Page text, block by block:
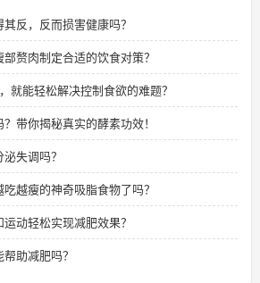
反，反而损害健康吗？
赘肉制定合适的饮食对策？
就能轻松解决控制食欲的难题？
带你揭秘真实的酵素功效！
失调吗？
越瘦的神奇吸脂食物了吗？
动轻松实现减肥效果？
助减肥吗？